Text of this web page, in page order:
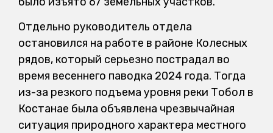
Отдельно руководитель отдела
остановился на работе в районе Колесных
рядов, который серьезно пострадал во
время весеннего паводка 2024 года. Тогда
из-за резкого подъема уровня реки Тобол в
Костанае была объявлена чрезвычайная
ситуация природного характера местного